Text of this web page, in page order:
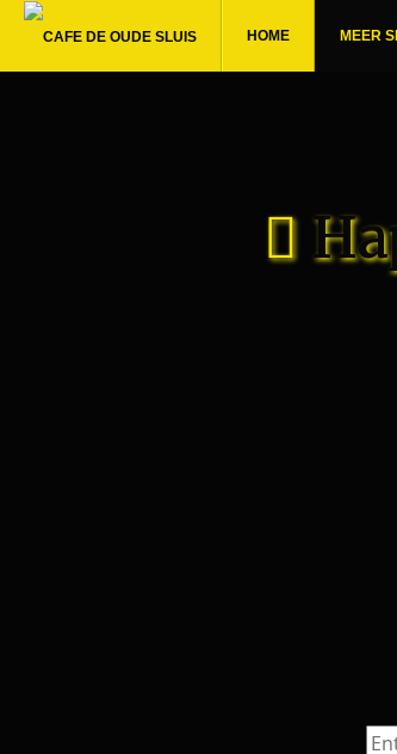
HOME MEER